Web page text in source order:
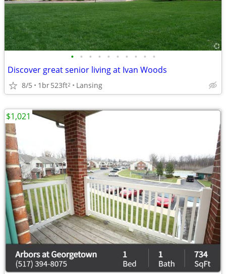
• • • • • • • • • •
Discover great senior living at Ivan Woods
8/5 1br523ft2 Lansing
$1,021